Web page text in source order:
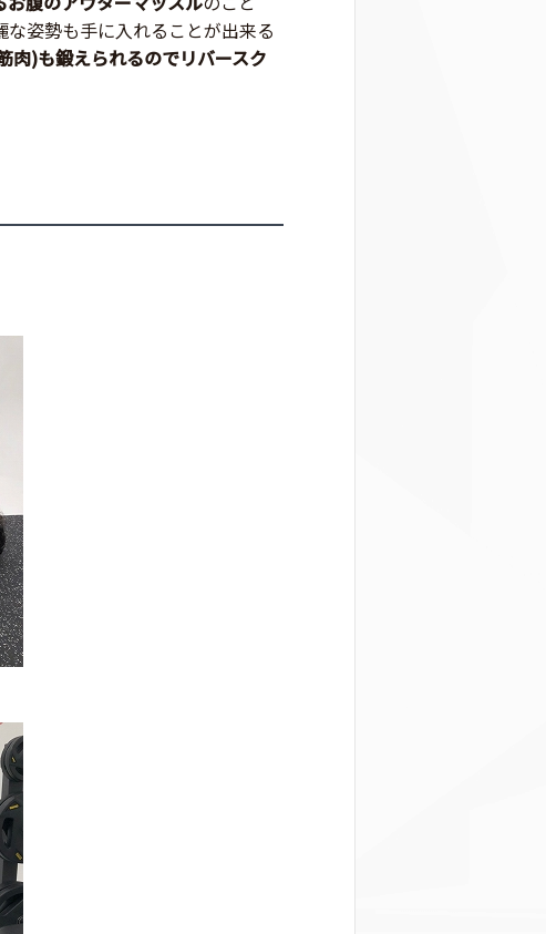
姿勢も手に入れることが出来る
肉)も鍛えられるのでリバースク